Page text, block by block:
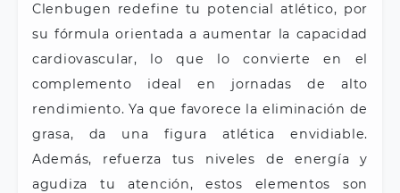
Clenbugen redefine tu potencial atlético, por
su fórmula orientada a aumentar la capacidad
cardiovascular, lo que lo convierte en el
complemento ideal en jornadas de alto
rendimiento. Ya que favorece la eliminación de
grasa, da una figura atlética envidiable.
Además, refuerza tus niveles de energía y
agudiza tu atención, estos elementos son